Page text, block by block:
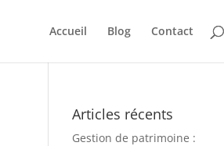
Accueil Blog Contact
Articles récents
Gestion de patrimoine :